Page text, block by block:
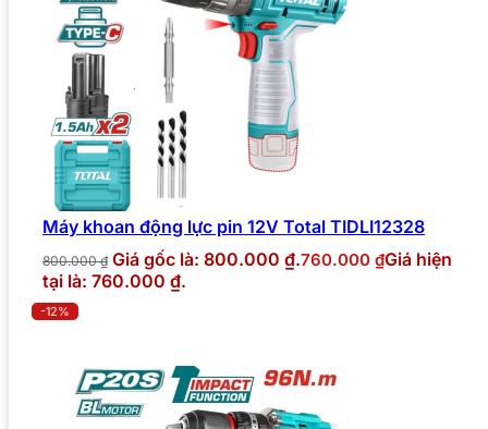
Máy khoan động lực pin 12V Total TIDLI12328
800.000₫ Giá gốc là: 800.000 ₫.760.000 ₫Giá hiện
tại là: 760.000 ₫.
-12%